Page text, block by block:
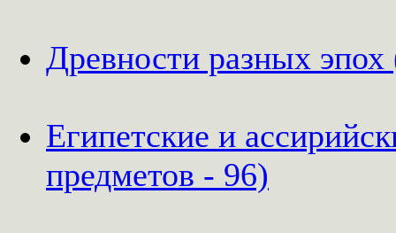
Древности разных
Египетские и
предметов - 96)